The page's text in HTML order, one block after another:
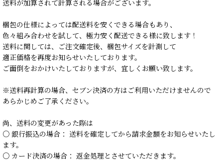
送料が加算されて計算される場合がございます。
梱包の仕様によっては配送料を安くできる場合もあり、
色々組み合わせを試して、極力安く配送できる様に致します！
送料に関しては、ご注文確定後、梱包サイズを計測して
適正価格を再度お知らせいたしております。
ご面倒をおかけいたしておりますが、宜しくお願い致します。
※送料再計算の場合、セブン決済の方はご利用いただけませんので
あらかじめご了承ください。
尚、送料の変更があった際は
○ 銀行振込の場合： 送料を確定してから請求金額をお知らせいたし
ます。
○ カード決済の場合： 返金処理とさせていただきます。